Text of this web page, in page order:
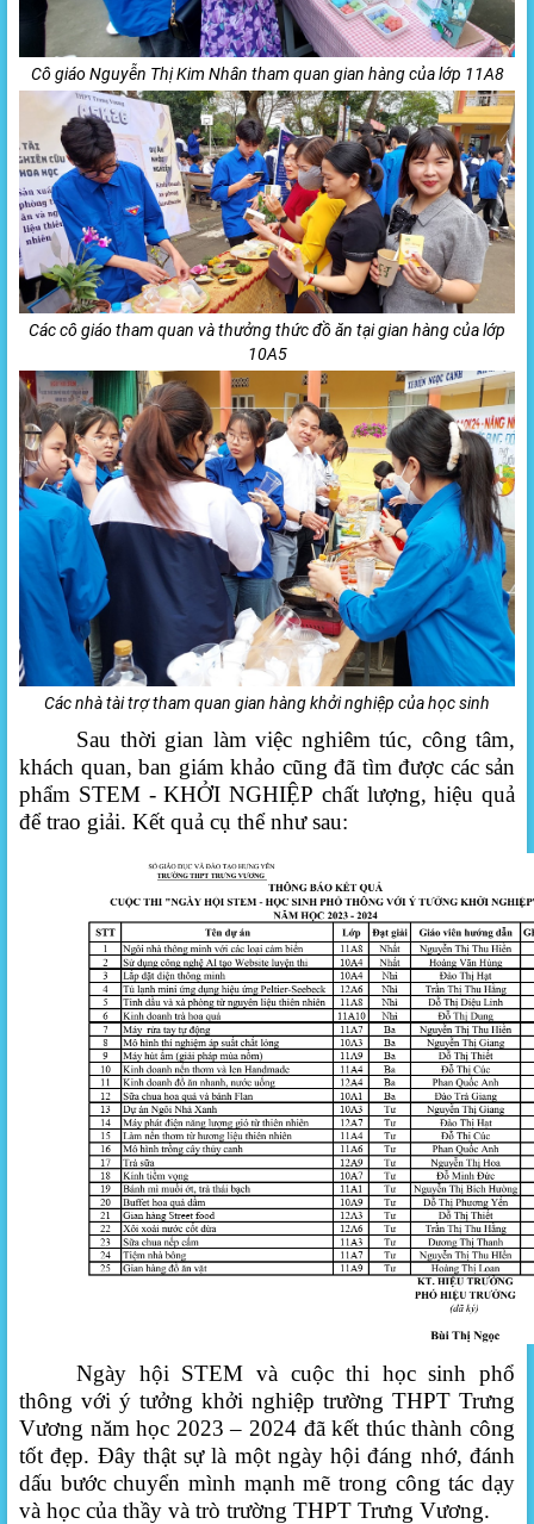
Cô giáo Nguyễn Thị Kim Nhân tham quan gian hàng của lớp 11A8
Các cô giáo tham quan và thưởng thức đồ ăn tại gian hàng của lớp
10A5
Các nhà tài trợ tham quan gian hàng khởi nghiệp của học sinh
Sau thời gian làm việc nghiêm túc, công tâm,
khách quan, ban giám khảo cũng đã tìm được các sản
phẩm STEM - KHỞI NGHIỆP chất lượng, hiệu quả
để trao giải. Kết quả cụ thể như sau:
Ngày hội STEM và cuộc thi học sinh phổ
thông với ý tưởng khởi nghiệp trường THPT Trưng
Vương năm học 2023 – 2024 đã kết thúc thành công
tốt đẹp. Đây thật sự là một ngày hội đáng nhớ, đánh
dấu bước chuyển mình mạnh mẽ trong công tác dạy
và học của thầy và trò trường THPT Trưng Vương.